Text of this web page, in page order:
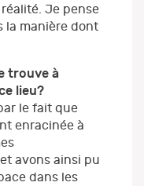
Je pense
la manière dont
trouve à
lieu?
le fait que
enracinée à
avons ainsi pu
dans les